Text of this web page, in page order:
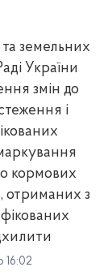
та земельних
України
змін до
і
маркування
кормових
отриманих з
16:02